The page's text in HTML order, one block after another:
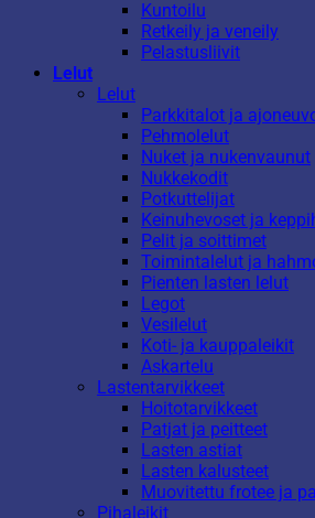
Kuntoilu
Retkeily ja veneily
Pelastusliivit
Lelut
Lelut
Parkkitalot ja
Pehmolelut
Nuket ja nukenvaunut
Nukkekodit
Potkuttelijat
Keinuhevoset ja
Pelit ja soittimet
Toimintalelut ja
Pienten lasten lelut
Legot
Vesilelut
Koti- ja kauppaleikit
Askartelu
Lastentarvikkeet
Hoitotarvikkeet
Patjat ja peitteet
Lasten astiat
Lasten kalusteet
Muovitettu frotee ja
Pihaleikit